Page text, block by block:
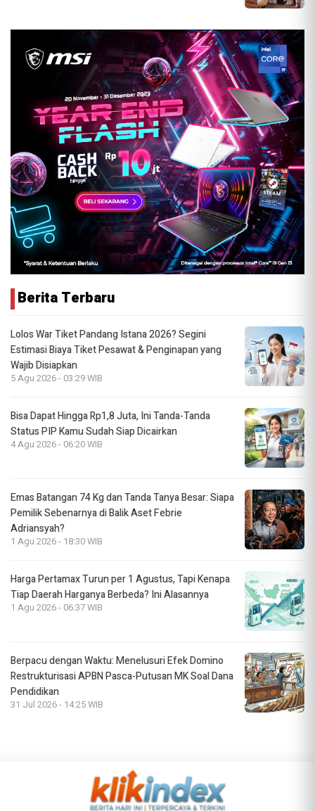
Berita Terbaru
Lolos War Tiket Pandang Istana 2026? Segini
Estimasi Biaya Tiket Pesawat & Penginapan yang
Wajib Disiapkan
5 Agu 2026 - 03:29 WIB
Bisa Dapat Hingga Rp1,8 Juta, Ini Tanda-Tanda
Status PIP Kamu Sudah Siap Dicairkan
4 Agu 2026 - 06:20 WIB
Emas Batangan 74 Kg dan Tanda Tanya Besar: Siapa
Pemilik Sebenarnya di Balik Aset Febrie
Adriansyah?
1 Agu 2026 - 18:30 WIB
Harga Pertamax Turun per 1 Agustus, Tapi Kenapa
Tiap Daerah Harganya Berbeda? Ini Alasannya
1 Agu 2026 - 06:37 WIB
Berpacu dengan Waktu: Menelusuri Efek Domino
Restrukturisasi APBN Pasca-Putusan MK Soal Dana
Pendidikan
31 Jul 2026 - 14:25 WIB